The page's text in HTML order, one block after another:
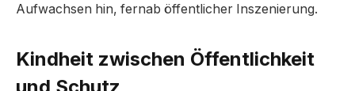
Aufwachsen hin, fernab öffentlicher Inszenierung.
Kindheit zwischen Öffentlichkeit